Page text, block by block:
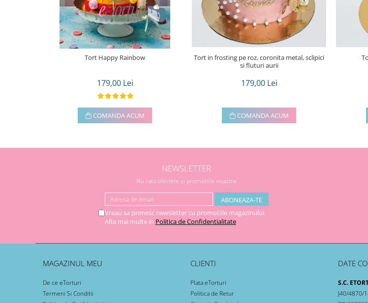
Tort Happy Rainbow
179,00 Lei
COMANDA ACUM
Tort in frosting pe roz, coronita metal, sclipici
si fluturi aurii
179,00 Lei
COMANDA ACUM
NEWSLETTER
Nu rata ofertele si promotiile noastre
Vreau sa primesc newsletter cu promotiile magazinului.
Afla mai multe in Politica de Confidentialitate
MAGAZINUL MEU
De ce eTorturi
Termeni Si Conditii
CLIENTI
Plata eTorturi
Politica de Retur
DATE
S.C.
J40/4870/